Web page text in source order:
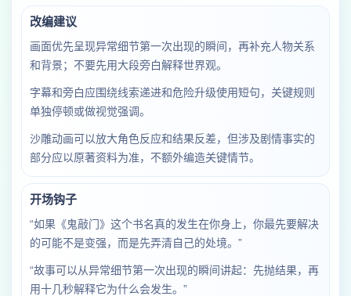
改编建议
画面优先呈现异常细节第一次出现的瞬间，再补充人物关系
和背景；不要先用大段旁白解释世界观。
字幕和旁白应围绕线索递进和危险升级使用短句，关键规则
单独停顿或做视觉强调。
沙雕动画可以放大角色反应和结果反差，但涉及剧情事实的
部分应以原著资料为准，不额外编造关键情节。
开场钩子
“如果《鬼敲门》这个书名真的发生在你身上，你最先要解决
的可能不是变强，而是先弄清自己的处境。”
“故事可以从异常细节第一次出现的瞬间讲起：先抛结果，再
用十几秒解释它为什么会发生。”